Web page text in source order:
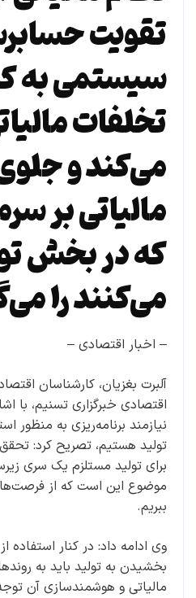
تقویت
سیستمی
تخلفات
می‌کند و
مالیاتی بر
که در بخش
می‌کنند را
– اخبار اقتصادی –
آلبرت بغزیان، کارشناسان
اقتصادی خبرگزاری تسنیم، با
نیازمند برنامه‌ریزی به منظور
تولید هستیم، تصریح کرد:
برای تولید مستلزم یک سری
موضوع این است که از فرصت‌ها
ببریم.
وی ادامه داد: در کنار استفاده
بخشیدن به تولید باید به
مالیاتی و هوشمندسازی آن